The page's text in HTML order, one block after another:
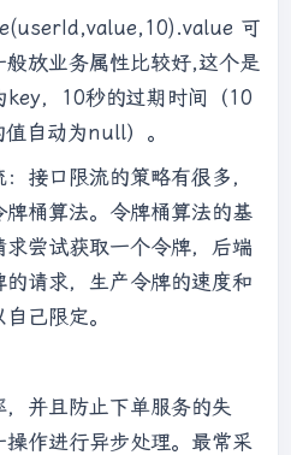
可
般放业务属性比较好,这个是
，10秒的过期时间（10
自动为null）。
接口限流的策略有很多，
牌桶算法。令牌桶算法的基
尝试获取一个令牌，后端
的请求，生产令牌的速度和
己限定。
并且防止下单服务的失
作进行异步处理。最常采